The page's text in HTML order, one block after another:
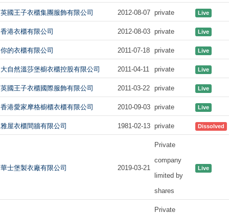
英國王子衣櫃集團服飾有限公司 2012-08-07 private Live
香港衣櫃有限公司 2012-08-03 private Live
你的衣櫃有限公司 2011-07-18 private Live
大自然溫莎堡櫥衣櫃控股有限公司 2011-04-11 private Live
英國王子衣櫃國際服飾有限公司 2011-03-22 private Live
香港愛家摩格櫥櫃衣櫃有限公司 2010-09-03 private Live
雅屋衣櫃間牆有限公司 1981-02-13 private Dissolved
華士堡製衣廠有限公司 2019-03-21
Private
company
limited by
shares
Live
Private